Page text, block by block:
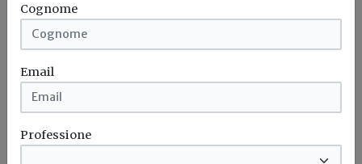
Cognome
Email
Professione